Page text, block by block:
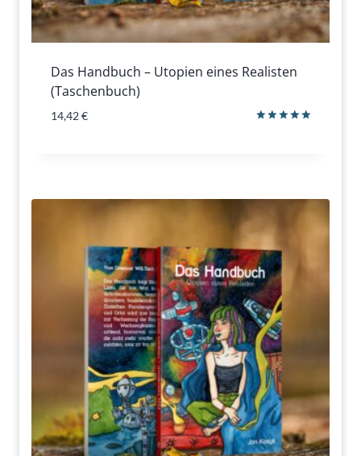
Das Handbuch – Utopien eines Realisten
(Taschenbuch)
14,42€